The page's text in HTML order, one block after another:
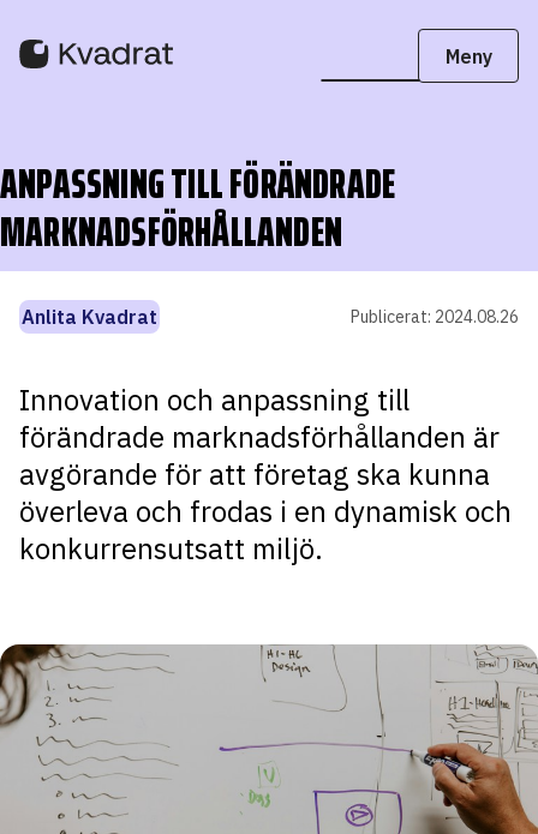
ANPASSNING TILL FÖRÄNDRADE
MARKNADSFÖRHÅLLANDEN
Anlita Kvadrat Publicerat: 2024.08.26
Innovation och anpassning till
förändrade marknadsförhållanden är
avgörande för att företag ska kunna
överleva och frodas i en dynamisk och
konkurrensutsatt miljö.